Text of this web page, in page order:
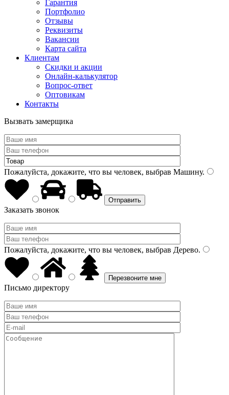
Гарантия
Портфолио
Отзывы
Реквизиты
Вакансии
Карта сайта
Клиентам
Скидки и акции
Онлайн-калькулятор
Вопрос-ответ
Оптовикам
Контакты
Вызвать замерщика
Пожалуйста, докажите, что вы человек, выбрав Машину.
Заказать звонок
Пожалуйста, докажите, что вы человек, выбрав Дерево.
Письмо директору